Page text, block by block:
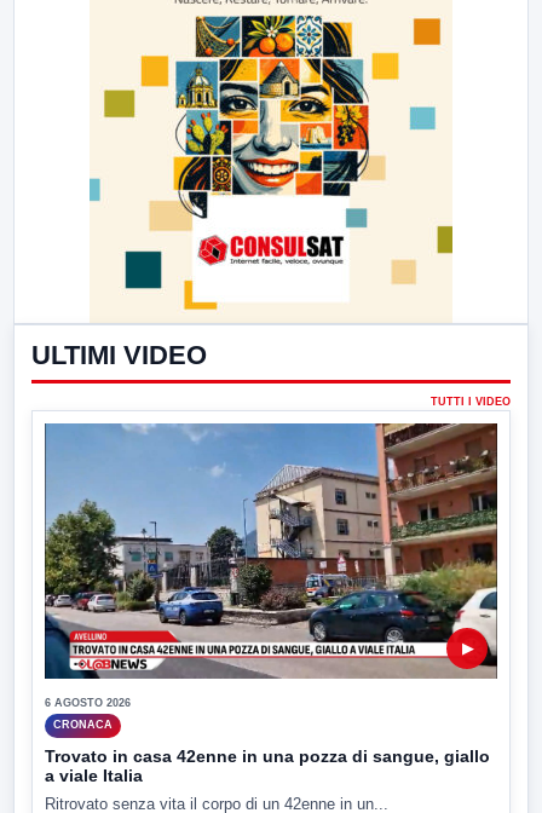
ULTIMI VIDEO
TUTTI I VIDEO
▶
6 AGOSTO 2026
CRONACA
Trovato in casa 42enne in una pozza di sangue, giallo
a viale Italia
Ritrovato senza vita il corpo di un 42enne in un...